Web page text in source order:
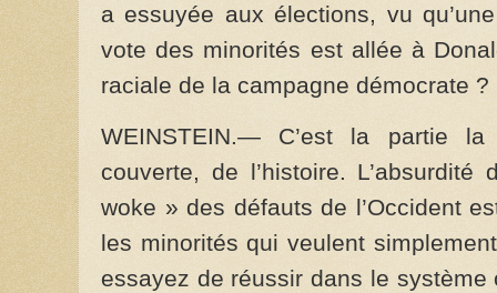
a essuyée aux élections, vu
vote des minorités est allée à
raciale de la campagne démocrate ?
WEINSTEIN.— C’est la partie
couverte, de l’histoire.
woke » des défauts de l’Occident
les minorités qui veulent
essayez de réussir dans le